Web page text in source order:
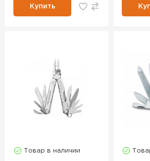
Купить
Товар в наличии